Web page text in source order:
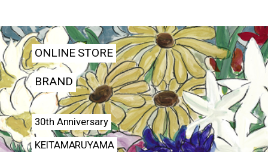
ONLINE STORE
BRAND
30th Anniversary
KEITAMARUYAMA